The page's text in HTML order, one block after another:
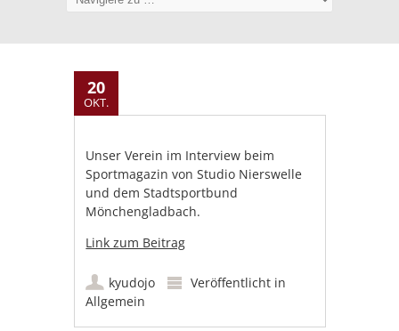
20
OKT.
Unser Verein im Interview beim
Sportmagazin von Studio Nierswelle
und dem Stadtsportbund
Mönchengladbach.
Link zum Beitrag
kyudojo
Veröffentlicht in
Allgemein